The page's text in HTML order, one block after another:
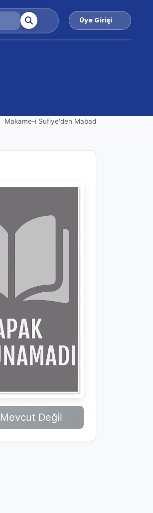
Üye Girişi
Makame-i Sufiye'den Mabad
PDF Mevcut Değil